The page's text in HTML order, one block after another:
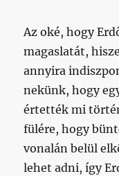
Az oké, hogy
magaslatát,
annyira
nekünk, hogy
értették mi
fülére, hogy
vonalán belül
lehet adni, így